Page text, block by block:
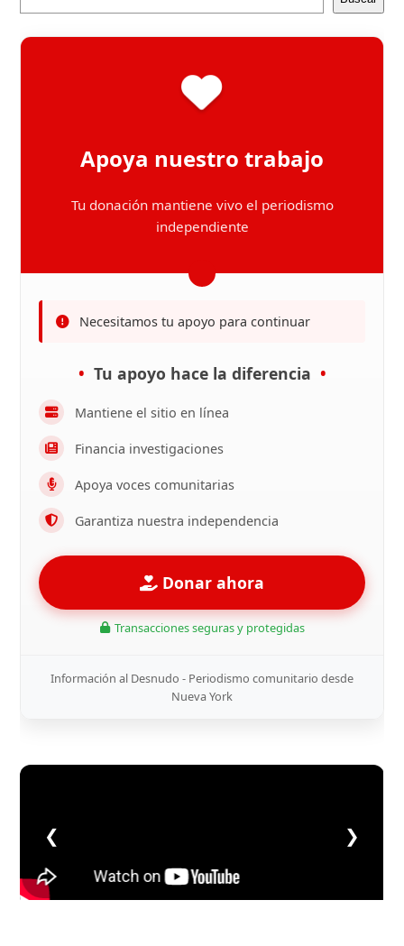
Apoya nuestro trabajo
Tu donación mantiene vivo el periodismo
independiente
Necesitamos tu apoyo para continuar
Tu apoyo hace la diferencia
Mantiene el sitio en línea
Financia investigaciones
Apoya voces comunitarias
Garantiza nuestra independencia
Donar ahora
Transacciones seguras y protegidas
Información al Desnudo - Periodismo comunitario desde
Nueva York
❮ ❯